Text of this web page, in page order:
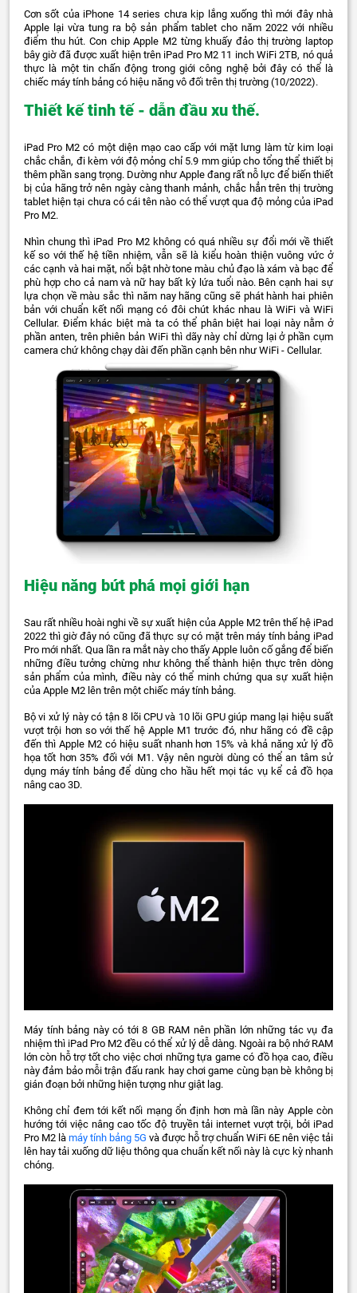
Cơn sốt của iPhone 14 series chưa kịp lắng xuống thì mới đây nhà
Apple lại vừa tung ra bộ sản phẩm tablet cho năm 2022 với nhiều
điểm thu hút. Con chip Apple M2 từng khuấy đảo thị trường laptop
bây giờ đã được xuất hiện trên iPad Pro M2 11 inch WiFi 2TB, nó quả
thực là một tin chấn động trong giới công nghệ bởi đây có thể là
chiếc máy tính bảng có hiệu năng vô đối trên thị trường (10/2022).
Thiết kế tinh tế - dẫn đầu xu thế.
iPad Pro M2 có một diện mạo cao cấp với mặt lưng làm từ kim loại
chắc chắn, đi kèm với độ mỏng chỉ 5.9 mm giúp cho tổng thể thiết bị
thêm phần sang trọng. Dường như Apple đang rất nỗ lực để biến thiết
bị của hãng trở nên ngày càng thanh mảnh, chắc hẳn trên thị trường
tablet hiện tại chưa có cái tên nào có thể vượt qua độ mỏng của iPad
Pro M2.
Nhìn chung thì iPad Pro M2 không có quá nhiều sự đổi mới về thiết
kế so với thế hệ tiền nhiệm, vẫn sẽ là kiểu hoàn thiện vuông vức ở
các cạnh và hai mặt, nổi bật nhờ tone màu chủ đạo là xám và bạc để
phù hợp cho cả nam và nữ hay bất kỳ lứa tuổi nào. Bên cạnh hai sự
lựa chọn về màu sắc thì năm nay hãng cũng sẽ phát hành hai phiên
bản với chuẩn kết nối mạng có đôi chút khác nhau là WiFi và WiFi
Cellular. Điểm khác biệt mà ta có thể phân biệt hai loại này nằm ở
phần anten, trên phiên bản WiFi thì dãy này chỉ dừng lại ở phần cụm
camera chứ không chạy dài đến phần cạnh bên như WiFi - Cellular.
Hiệu năng bứt phá mọi giới hạn
Sau rất nhiều hoài nghi về sự xuất hiện của Apple M2 trên thế hệ iPad
2022 thì giờ đây nó cũng đã thực sự có mặt trên máy tính bảng iPad
Pro mới nhất. Qua lần ra mắt này cho thấy Apple luôn cố gắng để biến
những điều tưởng chừng như không thể thành hiện thực trên dòng
sản phẩm của mình, điều này có thể minh chứng qua sự xuất hiện
của Apple M2 lên trên một chiếc máy tính bảng.
Bộ vi xử lý này có tận 8 lõi CPU và 10 lõi GPU giúp mang lại hiệu suất
vượt trội hơn so với thế hệ Apple M1 trước đó, như hãng có đề cập
đến thì Apple M2 có hiệu suất nhanh hơn 15% và khả năng xử lý đồ
họa tốt hơn 35% đối với M1. Vậy nên người dùng có thể an tâm sử
dụng máy tính bảng để dùng cho hầu hết mọi tác vụ kể cả đồ họa
nâng cao 3D.
Máy tính bảng này có tới 8 GB RAM nên phần lớn những tác vụ đa
nhiệm thì iPad Pro M2 đều có thể xử lý dễ dàng. Ngoài ra bộ nhớ RAM
lớn còn hỗ trợ tốt cho việc chơi những tựa game có đồ họa cao, điều
này đảm bảo mỗi trận đấu rank hay chơi game cùng bạn bè không bị
gián đoạn bởi những hiện tượng như giật lag.
Không chỉ đem tới kết nối mạng ổn định hơn mà lần này Apple còn
hướng tới việc nâng cao tốc độ truyền tải internet vượt trội, bởi iPad
Pro M2 là máy tính bảng 5G và được hỗ trợ chuẩn WiFi 6E nên việc tải
lên hay tải xuống dữ liệu thông qua chuẩn kết nối này là cực kỳ nhanh
chóng.